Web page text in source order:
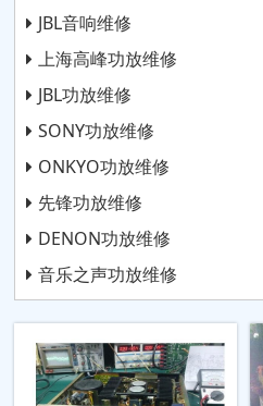
JBL音响维修
上海高峰功放维修
JBL功放维修
SONY功放维修
ONKYO功放维修
先锋功放维修
DENON功放维修
音乐之声功放维修